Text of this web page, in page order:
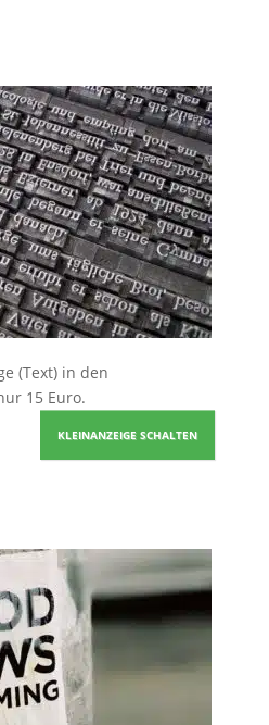
(Text) in den
15 Euro.
KLEINANZEIGE SCHALTEN